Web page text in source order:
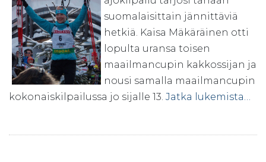
suomalaisittain jännittäviä
hetkiä. Kaisa Mäkäräinen otti
lopulta uransa toisen
maailmancupin kakkossijan ja
nousi samalla maailmancupin
kokonaiskilpailussa jo sijalle 13. Jatka lukemista…